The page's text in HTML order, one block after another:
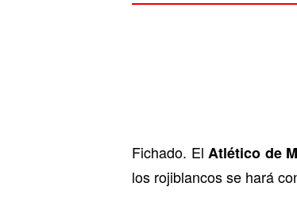
Fichado. ElAtlético de
los rojiblancos se hará